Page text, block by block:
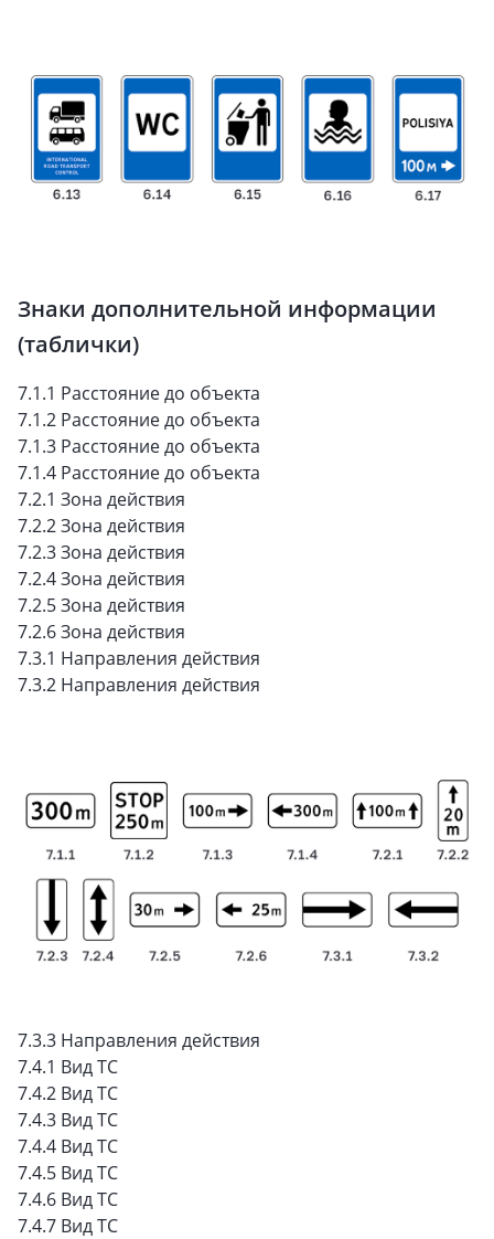
Знаки дополнительной информации
(таблички)
7.1.1 Расстояние до объекта
7.1.2 Расстояние до объекта
7.1.3 Расстояние до объекта
7.1.4 Расстояние до объекта
7.2.1 Зона действия
7.2.2 Зона действия
7.2.3 Зона действия
7.2.4 Зона действия
7.2.5 Зона действия
7.2.6 Зона действия
7.3.1 Направления действия
7.3.2 Направления действия
7.3.3 Направления действия
7.4.1 Вид ТС
7.4.2 Вид ТС
7.4.3 Вид ТС
7.4.4 Вид ТС
7.4.5 Вид ТС
7.4.6 Вид ТС
7.4.7 Вид ТС